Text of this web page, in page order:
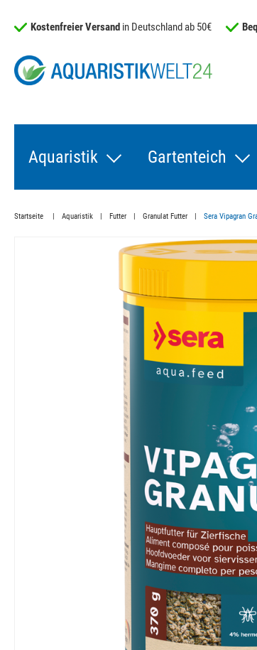
Kostenfreier Versand in Deutschland ab 50€
Aquaristik Gartenteich
Startseite Aquaristik Futter Granulat Futter Sera Vipagran